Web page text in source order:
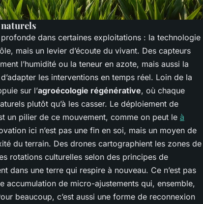
dans certaines exploitations : la technologie
mais un levier d’écoute du vivant. Des capteurs
l’humidité ou la teneur en azote, mais aussi la
les interventions en temps réel. Loin de la
sur l’agroécologie régénérative, où chaque
plutôt qu’à les casser. Le déploiement de
un pilier de ce mouvement, comme on peut le à
ici n’est pas une fin en soi, mais un moyen de
du terrain. Des drones cartographient les zones de
rotations culturelles selon des principes de
dans une terre qui respire à nouveau. Ce n’est pas
accumulation de micro-ajustements qui, ensemble,
beaucoup, c’est aussi une forme de reconnexion